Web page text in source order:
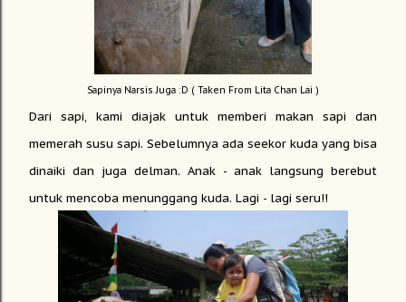
Sapinya Narsis Juga :D ( Taken From Lita Chan Lai )
Dari sapi, kami diajak untuk memberi makan sapi dan
memerah susu sapi. Sebelumnya ada seekor kuda yang bisa
dinaiki dan juga delman. Anak - anak langsung berebut
untuk mencoba menunggang kuda. Lagi - lagi seru!!